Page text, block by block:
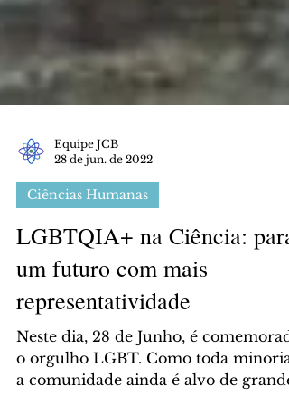
Equipe JCB
28 de jun. de 2022
Ciências Humanas
LGBTQIA+ na Ciência: para
um futuro com mais
representatividade
Neste dia, 28 de Junho, é
o orgulho LGBT. Como toda minoria,